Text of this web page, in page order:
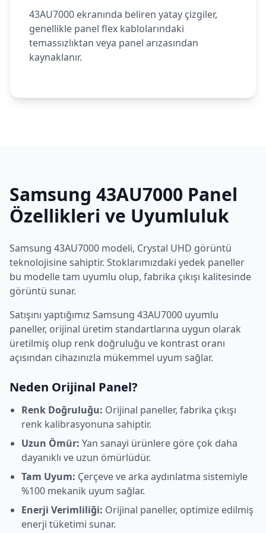
43AU7000 ekranında beliren yatay çizgiler,
genellikle panel flex kablolarındaki
temassızlıktan veya panel arızasından
kaynaklanır.
Samsung 43AU7000 Panel
Özellikleri ve Uyumluluk
Samsung 43AU7000 modeli, Crystal UHD görüntü
teknolojisine sahiptir. Stoklarımızdaki yedek paneller
bu modelle tam uyumlu olup, fabrika çıkışı kalitesinde
görüntü sunar.
Satışını yaptığımız Samsung 43AU7000 uyumlu
paneller, orijinal üretim standartlarına uygun olarak
üretilmiş olup renk doğruluğu ve kontrast oranı
açısından cihazınızla mükemmel uyum sağlar.
Neden Orijinal Panel?
Renk Doğruluğu: Orijinal paneller, fabrika çıkışı
renk kalibrasyonuna sahiptir.
Uzun Ömür: Yan sanayi ürünlere göre çok daha
dayanıklı ve uzun ömürlüdür.
Tam Uyum: Çerçeve ve arka aydınlatma sistemiyle
%100 mekanik uyum sağlar.
Enerji Verimliliği: Orijinal paneller, optimize edilmiş
enerji tüketimi sunar.